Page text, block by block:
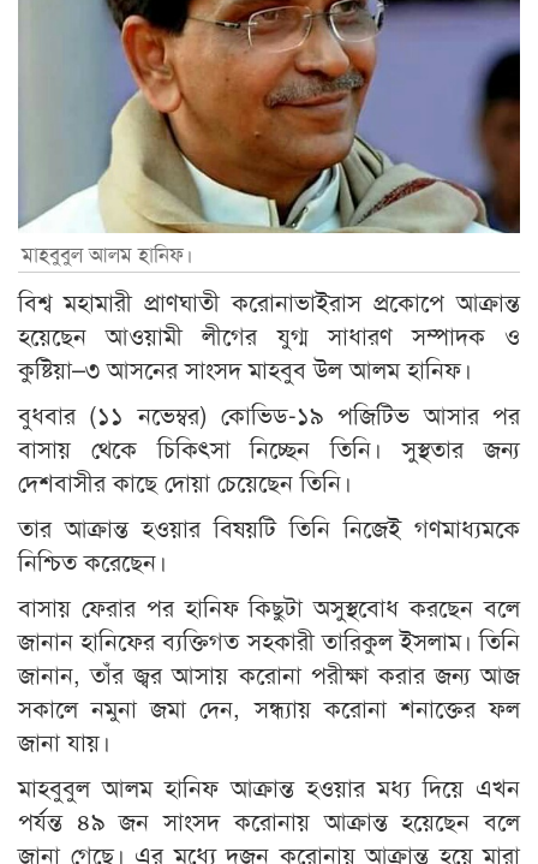
মাহবুবুল আলম হানিফ।
বিশ্ব মহামারী প্রাণঘাতী করোনাভাইরাস প্রকোপে আক্রান্ত
হয়েছেন আওয়ামী লীগের যুগ্ম সাধারণ সম্পাদক ও
কুষ্টিয়া–৩ আসনের সাংসদ মাহবুব উল আলম হানিফ।
বুধবার (১১ নভেম্বর) কোভিড-১৯ পজিটিভ আসার পর
বাসায় থেকে চিকিৎসা নিচ্ছেন তিনি। সুস্থতার জন্য
দেশবাসীর কাছে দোয়া চেয়েছেন তিনি।
তার আক্রান্ত হওয়ার বিষয়টি তিনি নিজেই গণমাধ্যমকে
নিশ্চিত করেছেন।
বাসায় ফেরার পর হানিফ কিছুটা অসুস্থবোধ করছেন বলে
জানান হানিফের ব্যক্তিগত সহকারী তারিকুল ইসলাম। তিনি
জানান, তাঁর জ্বর আসায় করোনা পরীক্ষা করার জন্য আজ
সকালে নমুনা জমা দেন, সন্ধ্যায় করোনা শনাক্তের ফল
জানা যায়।
মাহবুবুল আলম হানিফ আক্রান্ত হওয়ার মধ্য দিয়ে এখন
পর্যন্ত ৪৯ জন সাংসদ করোনায় আক্রান্ত হয়েছেন বলে
জানা গেছে। এর মধ্যে দুজন করোনায় আক্রান্ত হয়ে মারা